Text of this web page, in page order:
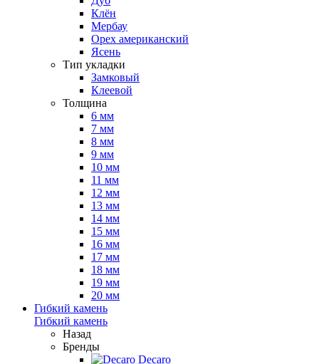
Клён
Мербау
Орех американский
Ясень
Тип укладки
Замковый
Клеевой
Толщина
6 мм
7 мм
8 мм
9 мм
10 мм
11 мм
12 мм
13 мм
14 мм
15 мм
16 мм
17 мм
18 мм
19 мм
20 мм
Гибкий камень
Гибкий камень
Назад
Бренды
Decaro